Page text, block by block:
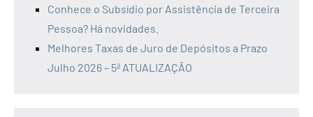
Conhece o Subsídio por Assistência de Terceira
Pessoa? Há novidades.
Melhores Taxas de Juro de Depósitos a Prazo
Julho 2026 – 5ª ATUALIZAÇÃO